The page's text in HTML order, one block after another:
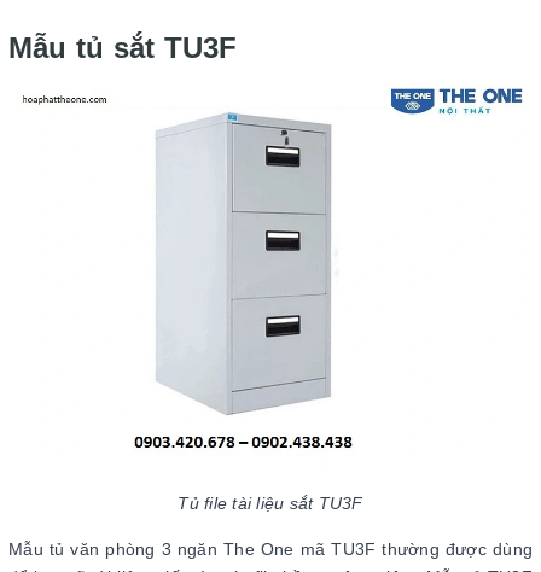
Mẫu tủ sắt TU3F
Tủ file tài liệu sắt TU3F
Mẫu tủ văn phòng 3 ngăn The One mã TU3F thường được dùng